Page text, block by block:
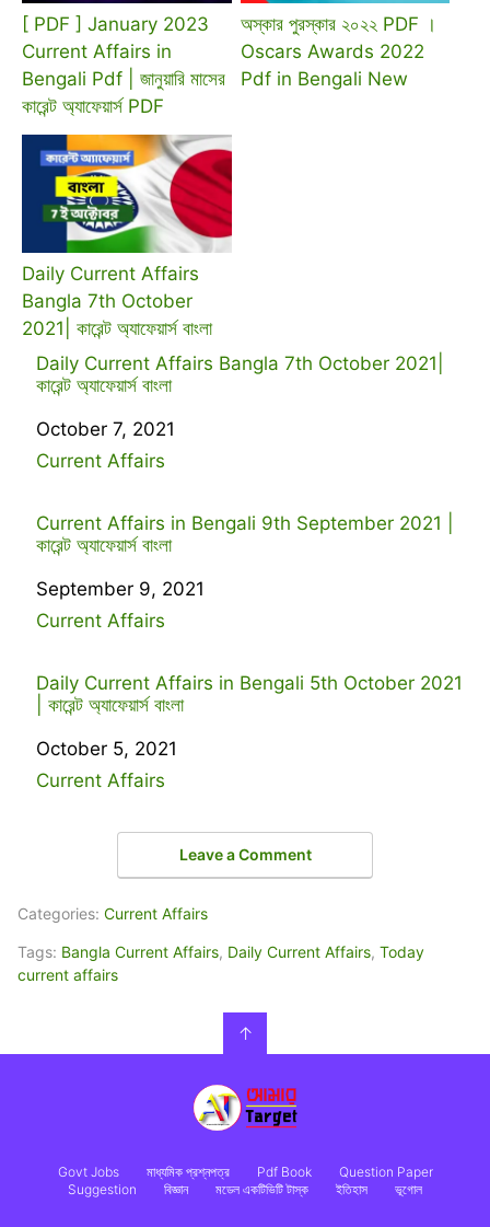
[ PDF ] January 2023
Current Affairs in
Bengali Pdf | জানুয়ারি মাসের
কারেন্ট অ্যাফেয়ার্স PDF
অস্কার পুরস্কার ২০২২ PDF ।
Oscars Awards 2022
Pdf in Bengali New
Daily Current Affairs
Bangla 7th October
2021| কারেন্ট অ্যাফেয়ার্স বাংলা
Daily Current Affairs Bangla 7th October 2021|
কারেন্ট অ্যাফেয়ার্স বাংলা
Date
October 7, 2021
In relation to
Current Affairs
Current Affairs in Bengali 9th September 2021 |
কারেন্ট অ্যাফেয়ার্স বাংলা
Date
September 9, 2021
In relation to
Current Affairs
Daily Current Affairs in Bengali 5th October 2021
| কারেন্ট অ্যাফেয়ার্স বাংলা
Date
October 5, 2021
In relation to
Current Affairs
Leave a Comment
Categories: Current Affairs
Tags: Bangla Current Affairs, Daily Current Affairs, Today
current affairs
↑
Govt Jobs মাধ্যমিক প্রশ্নপত্র Pdf Book
Question Paper
Suggestion
বিজ্ঞান মডেল একটিভিটি টাস্ক ইতিহাস ভূগোল